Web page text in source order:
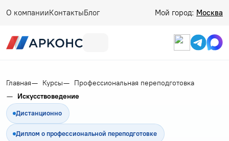
О компанииКонтактыБлог Мой город: Москва
Главная Курсы
Профессиональная переподготовка
Искусствоведение
Дистанционно
Диплом о профессиональной переподготовке